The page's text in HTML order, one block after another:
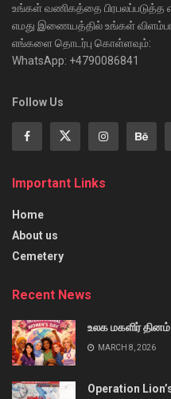
உங்கள் வணிகத்தை
எமது இணையத்தில் உங்கள்
எங்களை தொடர்பு கொள்ளவும்:
WhatsApp: +4790086841
Follow Us
Important Links
Home
About us
Cemetery
Recent News
உலக மகளிர் தினம்
MARCH 8, 2026
Operation